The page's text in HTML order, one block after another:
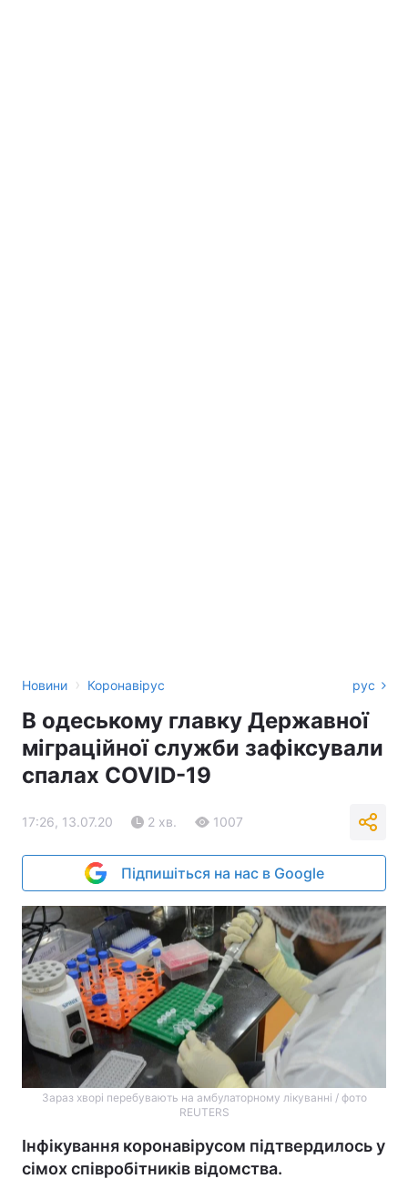
Новини › Коронавірус рус
В одеському главку Державної
міграційної служби зафіксували
спалах COVID-19
17:26, 13.07.20 2 хв. 1007
Підпишіться на нас в Google
Зараз хворі перебувають на амбулаторному лікуванні / фото
REUTERS
Інфікування коронавірусом підтвердилось у
сімох співробітників відомства.